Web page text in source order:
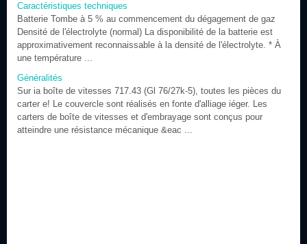
Caractéristiques techniques
Batterie Tombe à 5 % au commencement du dégagement de gaz
Densité de l'électrolyte (normal) La disponibilité de la batterie est
approximativement reconnaissable à la densité de l'électrolyte. * À
une température ...
Généralités
Sur ia boîte de vitesses 717.43 (Gl 76/27k-5), toutes les pièces du
carter e! Le couvercle sont réalisés en fonte d'alliage iéger. Les
carters de boîte de vitesses et d'embrayage sont conçus pour
atteindre une résistance mécanique &eac ...